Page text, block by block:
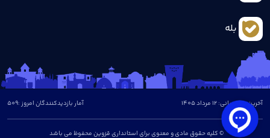
بله
آخرین بروزرسانی: 12 مرداد 1405
© کلیه حقوق مادی و معنوی برای استانداری قزوین محفوظ می باشد
آمار بازدیدکنندگان امروز :509